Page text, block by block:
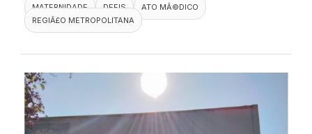
MATERNIDADE
DEFIS
ATO MÃ©DICO
REGIÃ£O METROPOLITANA